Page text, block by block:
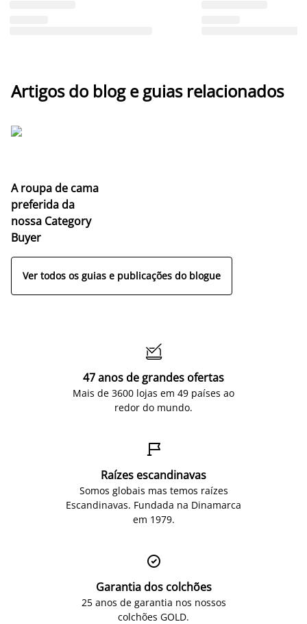
Artigos do blog e guias relacionados
A roupa de cama
preferida da
nossa Category
Buyer
Ver todos os guias e publicações do blogue

47 anos de grandes ofertas
Mais de 3600 lojas em 49 países ao
redor do mundo.

Raízes escandinavas
Somos globais mas temos raízes
Escandinavas. Fundada na Dinamarca
em 1979.

Garantia dos colchões
25 anos de garantia nos nossos
colchões GOLD.